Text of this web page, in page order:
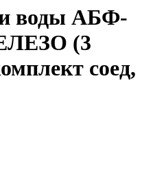
воды АБФ-
(3
соед,